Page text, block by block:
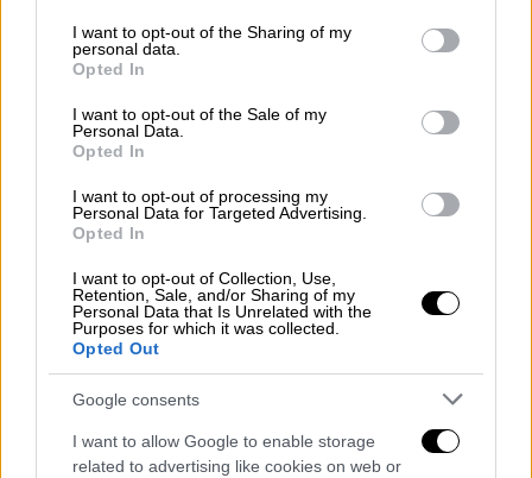
not limited to your visit or usage behaviour. You may click to
grant or deny consent to Google and its third-party tags to
use your data for below specified purposes in below Google
consent section.
I want to opt-out of the Sharing of my
personal data.
Opted In
I want to opt-out of the Sale of my
Personal Data.
Opted In
I want to opt-out of processing my
Personal Data for Targeted Advertising.
Opted In
I want to opt-out of Collection, Use,
Retention, Sale, and/or Sharing of my
Personal Data that Is Unrelated with the
Purposes for which it was collected.
Opted Out
Google consents
I want to allow Google to enable storage
related to advertising like cookies on web or
Κόσμος|13.08.2019 21:52
Ρέντσι: Η Ιταλία κινδυνεύει να βυθιστεί
στην ύφεση σε περίπτωση πρόωρων
εκλογών